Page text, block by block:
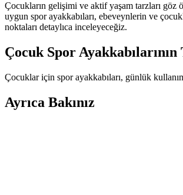
Çocukların gelişimi ve aktif yaşam tarzları göz
uygun spor ayakkabıları, ebeveynlerin ve
noktaları detaylıca inceleyeceğiz.
Çocuk Spor
Çocuklar için spor ayakkabıları, günlük
Ayrıca Bakınız